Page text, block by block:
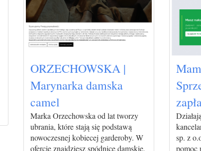
ORZECHOWSKA |
Marynarka damska
camel
Marka Orzechowska od lat tworzy
ubrania, które stają się podstawą
nowoczesnej kobiecej garderoby. W
ofercie znajdziesz spódnice damskie,
sp. z
pomoc